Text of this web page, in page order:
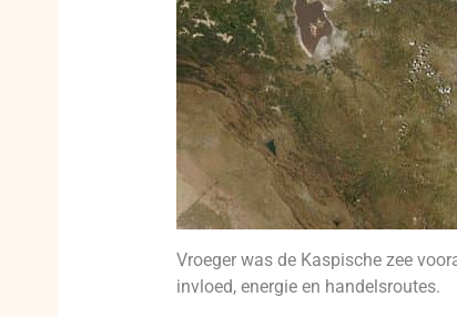
Vroeger was de Kaspische zee
invloed, energie en handelsroutes.